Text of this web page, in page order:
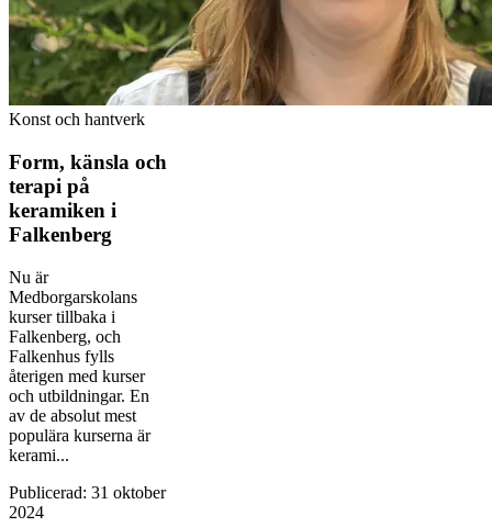
Konst och hantverk
Form, känsla och
terapi på
keramiken i
Falkenberg
Nu är
Medborgarskolans
kurser tillbaka i
Falkenberg, och
Falkenhus fylls
återigen med kurser
och utbildningar. En
av de absolut mest
populära kurserna är
kerami...
Publicerad: 31 oktober
2024